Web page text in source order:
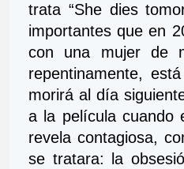
trata “She dies
importantes que en
con una mujer de
repentinamente,
morirá al día
a la película cuando
revela contagiosa,
se tratara: la